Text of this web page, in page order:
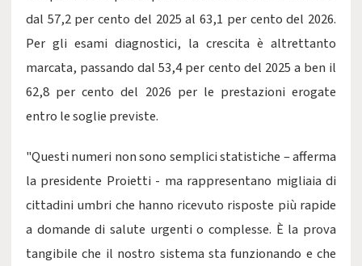
dal 57,2 per cento del 2025 al 63,1 per cento del 2026.
Per gli esami diagnostici, la crescita è altrettanto
marcata, passando dal 53,4 per cento del 2025 a ben il
62,8 per cento del 2026 per le prestazioni erogate
entro le soglie previste.
"Questi numeri non sono semplici statistiche – afferma
la presidente Proietti - ma rappresentano migliaia di
cittadini umbri che hanno ricevuto risposte più rapide
a domande di salute urgenti o complesse. È la prova
tangibile che il nostro sistema sta funzionando e che